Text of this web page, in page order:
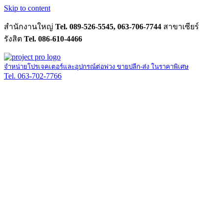
Skip to content
สำนักงานใหญ่ Tel. 089-526-5545, 063-706-7744 สาขาเซียร์
รังสิต Tel. 086-610-4466
จำหน่ายโปรเจคเตอร์และอุปกรณ์ต่อพ่วง ขายปลีก-ส่ง ในราคาพิเศษ
Tel. 063-702-7766